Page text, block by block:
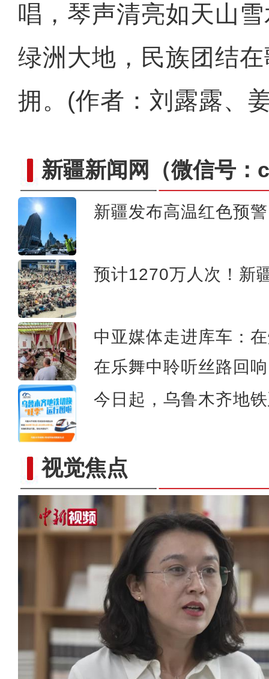
唱，琴声清亮如天山
绿洲大地，民族团结
拥。(作者：刘露露、
新疆新闻网 （微信号
新疆发布高温红色预
预计1270万人次！新
中亚媒体走进库车：
在乐舞中聆听丝路回响
今日起，乌鲁木齐地
视觉焦点面对“卡脖子”，新疆“默